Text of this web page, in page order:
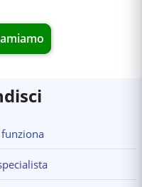
funziona